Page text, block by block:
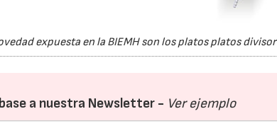
expuesta en la BIEMH son los platos platos
a nuestra Newsletter - Ver ejemplo